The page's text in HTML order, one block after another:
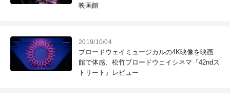
映画館
2019/10/04
ブロードウェイミュージカルの4K映像を映画
館で体感、松竹ブロードウェイシネマ『42ndス
トリート』レビュー